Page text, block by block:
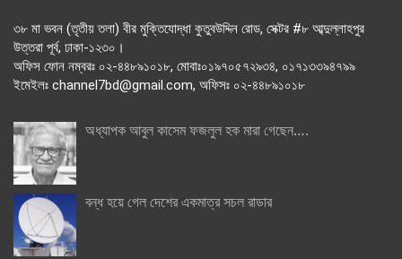
৩৮ মা ভবন (তৃতীয় তলা) বীর মুক্তিযোদ্ধা কুতুবউদ্দিন রোড, সেক্টর #৮ আব্দুল্লাহপুর
উত্তরা পূর্ব, ঢাকা-১২৩০।
অফিস ফোন নম্বরঃ ০২-৪৪৮৯১০১৮, মোবাঃ০১৯৭০৫৭২৯৩৪, ০১৭১৩৩৯৪৭৯৯
ইমেইলঃ channel7bd@gmail.com, অফিসঃ ০২-৪৪৮৯১০১৮
অধ্যাপক আবুল কাসেম ফজলুল হক মারা গেছেন….
বন্ধ হয়ে গেল দেশের একমাত্র সচল রাডার